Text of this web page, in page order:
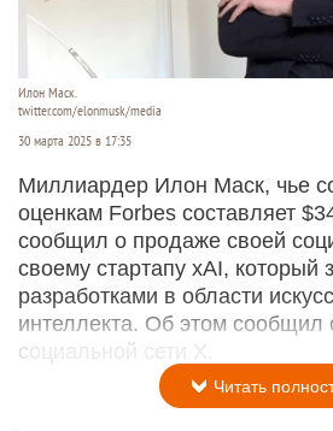
Илон Маск.
twitter.com/elonmusk/media
30 марта 2025 в 17:35
Миллиардер Илон Маск, чье
оценкам Forbes составляет
сообщил о продаже своей
своему стартапу xAI, который
разработками в области
интеллекта. Об этом
социальной сети X.
Читать